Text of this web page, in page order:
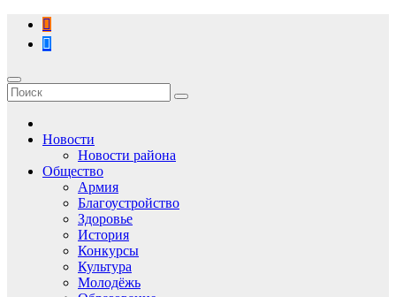
Перейти
содержимому
Новости
Новости района
Общество
Армия
Благоустройство
Здоровье
История
Конкурсы
Культура
Молодёжь